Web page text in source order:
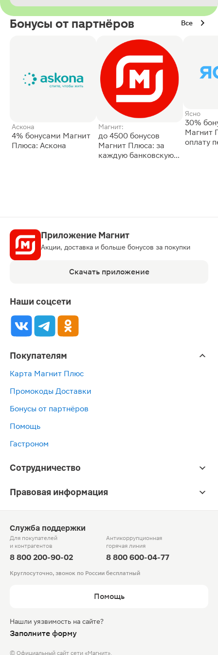
Бонусы от партнёров Все
Аскона
4% бонусами Магнит
Плюса: Аскона
Магнит:
до 4500 бонусов
Магнит Плюса: за
каждую банковскую
Ясно
30%
Магнит
оплату
Приложение Магнит
Акции, доставка и больше бонусов за покупки
Скачать приложение
Наши соцсети
Покупателям
Карта Магнит Плюс
Промокоды Доставки
Бонусы от партнёров
Помощь
Гастроном
Сотрудничество
Правовая информация
Служба поддержки
Для покупателей
и контрагентов
8 800 200-90-02
Антикоррупционная
горячая линия
8 800 600-04-77
Круглосуточно, звонок по России бесплатный
Помощь
Нашли уязвимость на сайте?
Заполните форму
© Официальный сайт сети «Магнит».